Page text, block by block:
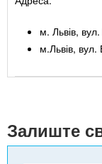
м. Львів,
м.Львів,
Залиште